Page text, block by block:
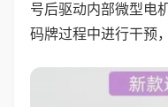
号后驱动内部微型电
码牌过程中进行干预